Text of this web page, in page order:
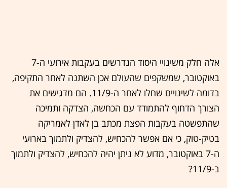
אלה חלק משינויי היסוד הנדרשים בעקבות אירועי ה-7
באוקטובר, שמשקפים שהעולם אכן השתנה לאחר התקיפה,
בדומה לשינויים שחלו לאחר ה-11/9. הם מדגישים את
הצורך הדחוף להתמודד עם הכחשה, הצדקה ותמיכה
שהתפשטה בעקבות הפצת מכתב בן לאדן לאמריקה
בטיק-טוק, כי אם אפשר להכחיש, להצדיק ולתמוך בארועי
ה-7 באוקטובר, מדוע לא ניתן יהיה להכחיש, להצדיק ולתמוך
ב-11/9?